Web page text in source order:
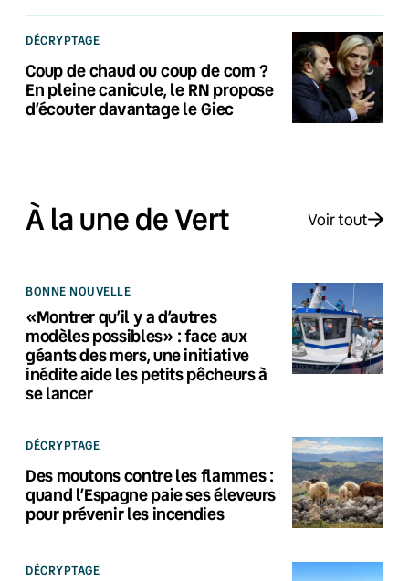
DÉCRYPTAGE
Coup de chaud ou coup de com ?
En pleine canicule, le RN propose
d’écouter davantage le Giec
À la une de Vert Voir tout
BONNE NOUVELLE
«Montrer qu’il y a d’autres
modèles possibles» : face aux
géants des mers, une initiative
inédite aide les petits pêcheurs à
se lancer
DÉCRYPTAGE
Des moutons contre les flammes :
quand l’Espagne paie ses éleveurs
pour prévenir les incendies
DÉCRYPTAGE